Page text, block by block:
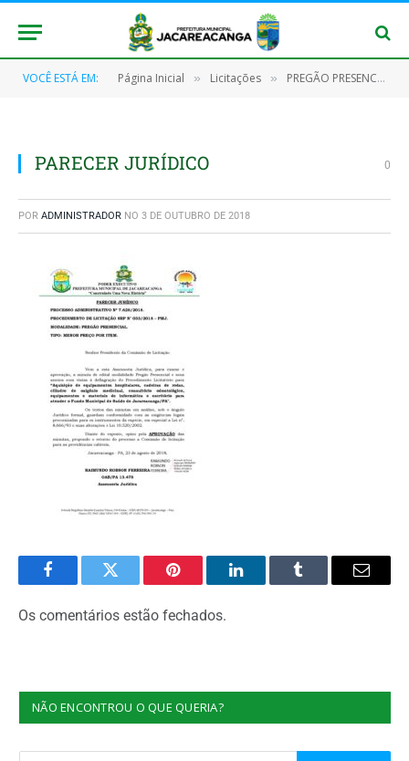
VOCÊ ESTÁ EM: Página Inicial » Licitações » PREGÃO PRESENCIAL Nº 033/2018 – FMS
PARECER JURÍDICO 0
POR ADMINISTRADOR NO 3 DE OUTUBRO DE 2018
FacebookTwitter Pinterest O
Tumblr
E-
Os comentários estão fechados.
NÃO ENCONTROU O QUE QUERIA?